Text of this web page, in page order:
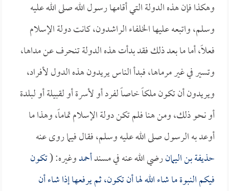
وهكذا فإن هذه الدولة التي أقامها رسول الله صلى الله عليه
وسلم، واتبعه عليها الخلفاء الراشدون، كانت دولة الإسلام
فعلاً، أما ما بعد ذلك فقد بدأت هذه الدولة تنحرف عن مداها،
وتسير في غير مرماها، فبدأ الناس يريدون هذه الدول لأفراد،
ويريدون أن تكون ملكاً خاصاً لفرد أو لأسرة أو لقبيلة أو لبلدة
أو نحو ذلك، ومن هنا فلم تكن دولة الإسلام تماماً، وهذا ما
أوعد به الرسول صلى الله عليه وسلم، فقال فيما روى عنه
حذيفة بن اليمانرضي الله عنه في مسندأحمدوغيره: (تكون
فيكم النبوة ما شاء الله لها أن تكون، ثم يرفعها إذا شاء أن